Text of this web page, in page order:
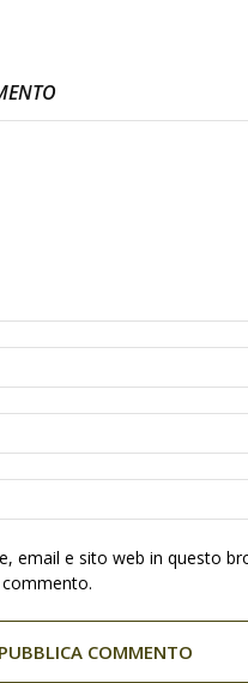
email e sito web in questo